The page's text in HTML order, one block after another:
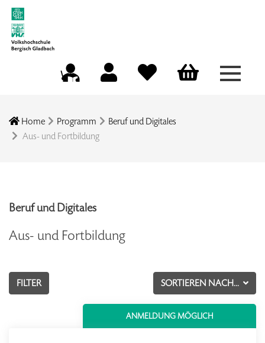
Menü
Home Programm
Beruf und Digitales
Aus- und Fortbildung
Beruf und Digitales
Aus- und Fortbildung
SORTIEREN NACH...
FILTER
ANMELDUNG MÖGLICH